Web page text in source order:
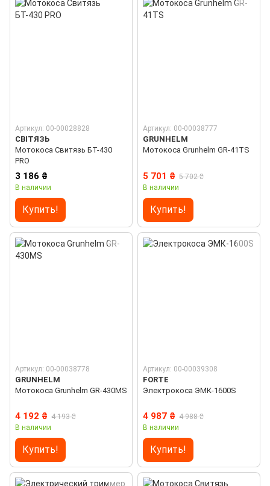
Артикул: 00-00028828
СВІТЯЗЬ
Мотокоса Свитязь БТ-430
PRO
3 186 ₴
В наличии
Купить!
Артикул: 00-00038777
GRUNHELM
Мотокоса Grunhelm GR-41TS
5 701 ₴ 5 702 ₴
В наличии
Купить!
Артикул: 00-00038778
GRUNHELM
Мотокосa Grunhelm GR-430МS
4 192 ₴ 4 193 ₴
В наличии
Купить!
Артикул: 00-00039308
FORTE
Электрокоса ЭМК-1600S
4 987 ₴ 4 988 ₴
В наличии
Купить!